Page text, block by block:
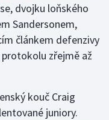
dvojku loňského
Sandersonem,
článkem defenzivy
zřejmě až
kouč Craig
juniory.